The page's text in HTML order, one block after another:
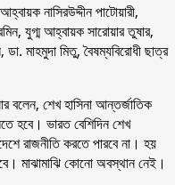
নাসিরউদ্দীন পাটোয়ারী,
যুগ্ম আহ্বায়ক সারোয়ার তুষার,
মাহমুদা মিতু, বৈষম্যবিরোধী ছাত্র
বলেন, শেখ হাসিনা আন্তর্জাতিক
হবে। ভারত বেশিদিন শেখ
রাজনীতি করতে পারবে না। হয়
মাঝামাঝি কোনো অবস্থান নেই।